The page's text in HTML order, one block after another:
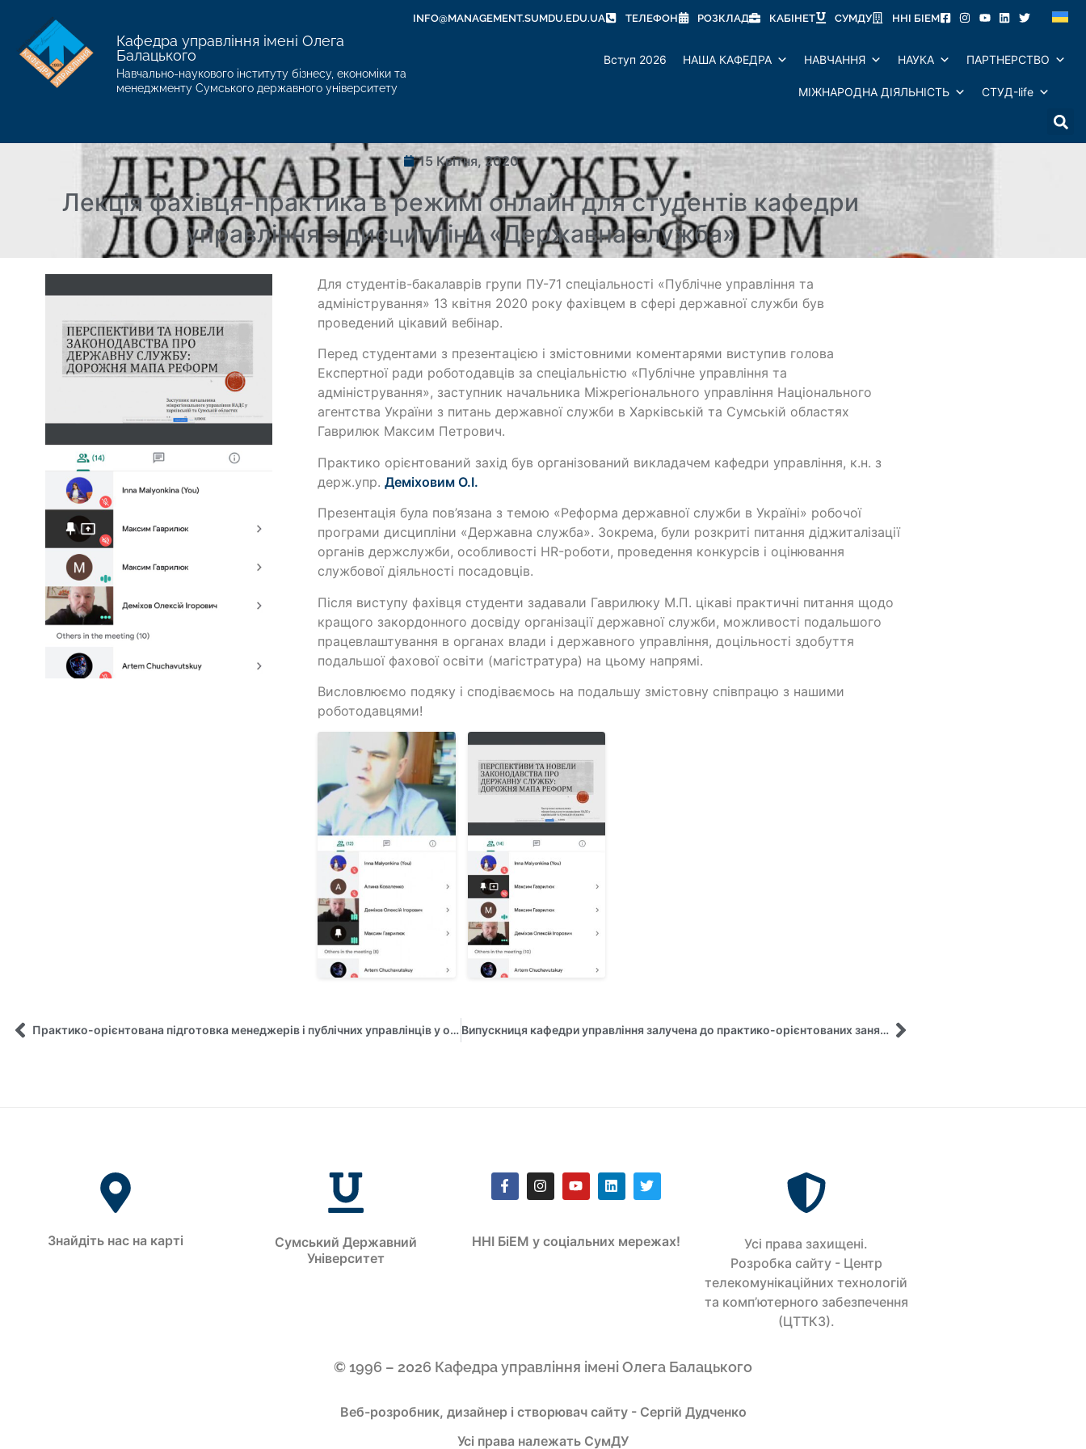
INFO@MANAGEMENT.SUMDU.EDU.UA ТЕЛЕФОН РОЗКЛАД КАБІНЕТ СУМДУ ННІ БІЕМ
Кафедра управління імені Олега
Балацького
Навчально-наукового інституту бізнесу, економіки та
менеджменту Сумського державного університету
Вступ 2026 НАША КАФЕДРА НАВЧАННЯ НАУКА ПАРТНЕРСТВО
МІЖНАРОДНА ДІЯЛЬНІСТЬ СТУД-life
15 Квітня, 2020
Лекція фахівця-практика в режимі онлайн для студентів кафедри
управління з дисципліни «Державна служба»
Для студентів-бакалаврів групи ПУ-71 спеціальності «Публічне управління та
адміністрування» 13 квітня 2020 року фахівцем в сфері державної служби був
проведений цікавий вебінар.
Перед студентами з презентацією і змістовними коментарями виступив голова
Експертної ради роботодавців за спеціальністю «Публічне управління та
адміністрування», заступник начальника Міжрегіонального управління Національного
агентства України з питань державної служби в Харківській та Сумській областях
Гаврилюк Максим Петрович.
Практико орієнтований захід був організований викладачем кафедри управління, к.н. з
держ.упр.Деміховим О.І.
Презентація була пов’язана з темою «Реформа державної служби в Україні» робочої
програми дисципліни «Державна служба». Зокрема, були розкриті питання діджиталізації
органів держслужби, особливості HR-роботи, проведення конкурсів і оцінювання
службової діяльності посадовців.
Після виступу фахівця студенти задавали Гаврилюку М.П. цікаві практичні питання щодо
кращого закордонного досвіду організації державної служби, можливості подальшого
працевлаштування в органах влади і державного управління, доцільності здобуття
подальшої фахової освіти (магістратура) на цьому напрямі.
Висловлюємо подяку і сподіваємось на подальшу змістовну співпрацю з нашими
роботодавцями!
Практико-орієнтована підготовка менеджерів і публічних управлінців у on-line форматі Випускниця кафедри управління залучена до практико-орієнтованих занять!
Знайдіть нас на карті
Сумський Державний
Університет
ННІ БіЕМ у соціальних мережах!
Усi права захищенi.
Розробка сайту - Центр
телекомунікаційних технологій
та комп’ютерного забезпечення
(ЦТТКЗ).
© 1996 – 2026 Кафедра управління імені Олега Балацького
Веб-розробник, дизайнер і створювач сайту - Сергій Дудченко
Усі права належать СумДУ